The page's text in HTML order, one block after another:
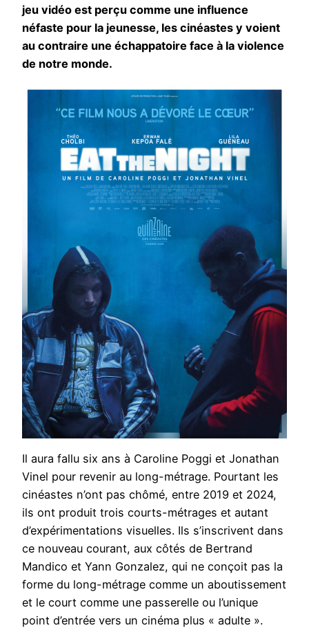
jeu vidéo est perçu comme une influence
néfaste pour la jeunesse, les cinéastes y voient
au contraire une échappatoire face à la violence
de notre monde.
Il aura fallu six ans à Caroline Poggi et Jonathan
Vinel pour revenir au long-métrage. Pourtant les
cinéastes n’ont pas chômé, entre 2019 et 2024,
ils ont produit trois courts-métrages et autant
d’expérimentations visuelles. Ils s’inscrivent dans
ce nouveau courant, aux côtés de Bertrand
Mandico et Yann Gonzalez, qui ne conçoit pas la
forme du long-métrage comme un aboutissement
et le court comme une passerelle ou l’unique
point d’entrée vers un cinéma plus « adulte ».